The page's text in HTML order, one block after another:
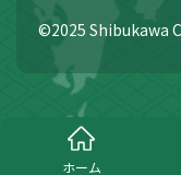
©2025 Shibukawa
ホーム